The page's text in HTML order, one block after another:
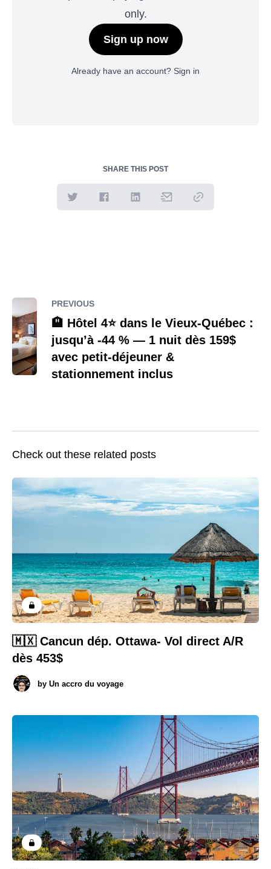
only.
Sign up now
Already have an account? Sign in
SHARE THIS POST
PREVIOUS
🏨 Hôtel 4⭐️ dans le Vieux-Québec :
jusqu’à -44 % — 1 nuit dès 159$
avec petit-déjeuner &
stationnement inclus
Check out these related posts
🇲🇽 Cancun dép. Ottawa- Vol direct A/R
dès 453$
by Un accro du voyage